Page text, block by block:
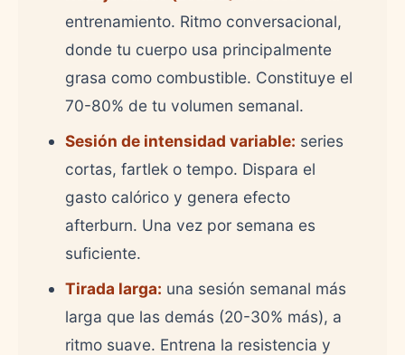
entrenamiento. Ritmo conversacional,
donde tu cuerpo usa principalmente
grasa como combustible. Constituye el
70-80% de tu volumen semanal.
Sesión de intensidad variable: series
cortas, fartlek o tempo. Dispara el
gasto calórico y genera efecto
afterburn. Una vez por semana es
suficiente.
Tirada larga: una sesión semanal más
larga que las demás (20-30% más), a
ritmo suave. Entrena la resistencia y